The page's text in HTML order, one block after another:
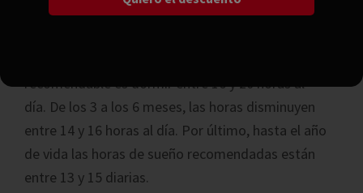
recomendable dormir unas horas u otras.
recomendable es dormir entre 16 y 20 horas al
día. De los 3 a los 6 meses, las horas disminuyen
entre 14 y 16 horas al día. Por último, hasta el año
de vida las horas de sueño recomendadas están
entre 13 y 15 diarias.